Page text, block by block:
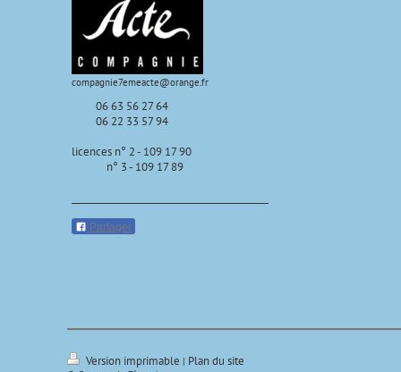
compagnie7emeacte@orange.fr
06 63 56 27 64
06 22 33 57 94
licences n° 2 - 109 17 90
n° 3 - 109 17 89
Partager
Version imprimable | Plan du site